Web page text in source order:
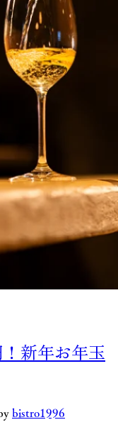
新年お年玉
bistro1996